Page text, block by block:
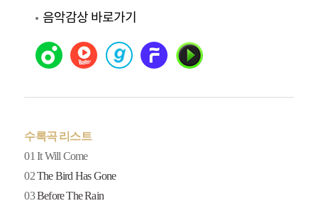
음악감상 바로가기
수록곡 리스트
01 It Will Come
02The Bird Has Gone
03Before The Rain